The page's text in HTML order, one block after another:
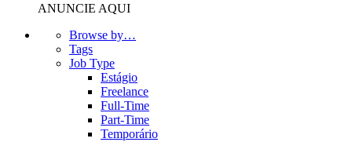
ANUNCIE AQUI
Browse by…
Tags
Job Type
Estágio
Freelance
Full-Time
Part-Time
Temporário